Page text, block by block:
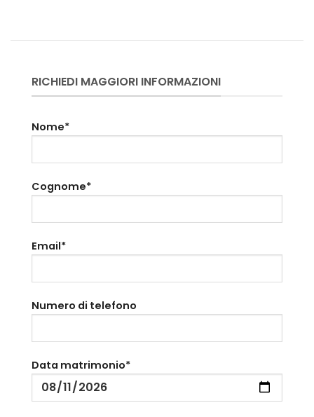
RICHIEDI MAGGIORI INFORMAZIONI
Nome*
Cognome*
Email*
Numero di telefono
Data matrimonio*